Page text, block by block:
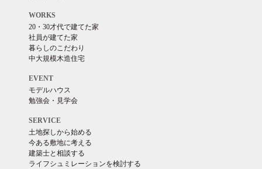
WORKS
20・30才代で建てた家
社員が建てた家
暮らしのこだわり
中大規模木造住宅
EVENT
モデルハウス
勉強会・見学会
SERVICE
土地探しから始める
今ある敷地に考える
建築士と相談する
ライフシュミレーションを検討する